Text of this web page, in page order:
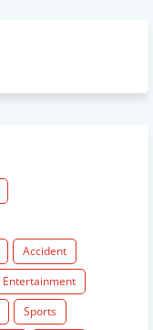
Accident
Entertainment
Sports